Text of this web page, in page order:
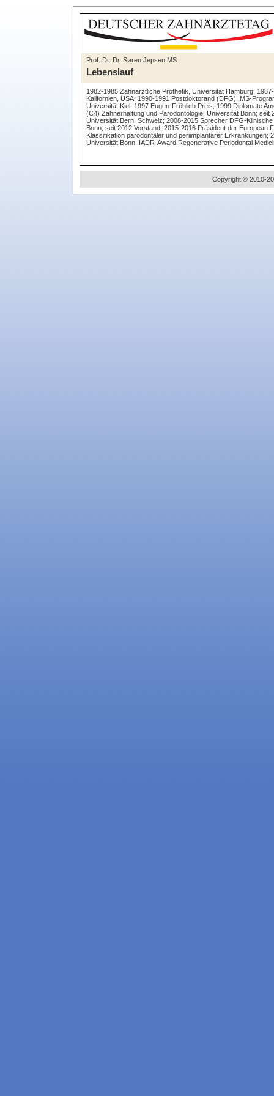
Prof. Dr. Dr. Søren Jepsen MS
Lebenslauf
1982-1985 Zahnärztliche Prothetik, Universität Hamburg;
Kalifornien, USA; 1990-1991 Postdoktorand (DFG), MS-
Universität Kiel; 1997 Eugen-Fröhlich Preis; 1999 Diplomate
(C4) Zahnerhaltung und Parodontologie, Universität Bonn;
Universität Bern, Schweiz; 2008-2015 Sprecher DFG-
Bonn; seit 2012 Vorstand, 2015-2016 Präsident der
Klassifikation parodontaler und periimplantärer
Universität Bonn, IADR-Award Regenerative Periodontal
Copyright © 2010-